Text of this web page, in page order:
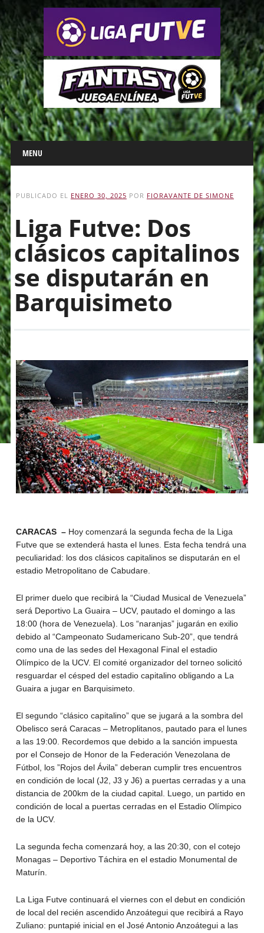
Main menu
Skip
to
content
MENU
PUBLICADO EL ENERO 30, 2025 POR FIORAVANTE DE SIMONE
Liga Futve: Dos
clásicos capitalinos
se disputarán en
Barquisimeto
CARACAS – Hoy comenzará la segunda fecha de la Liga
Futve que se extenderá hasta el lunes. Esta fecha tendrá una
peculiaridad: los dos clásicos capitalinos se disputarán en el
estadio Metropolitano de Cabudare.
El primer duelo que recibirá la “Ciudad Musical de Venezuela”
será Deportivo La Guaira – UCV, pautado el domingo a las
18:00 (hora de Venezuela). Los “naranjas” jugarán en exilio
debido al “Campeonato Sudamericano Sub-20”, que tendrá
como una de las sedes del Hexagonal Final el estadio
Olímpico de la UCV. El comité organizador del torneo solicitó
resguardar el césped del estadio capitalino obligando a La
Guaira a jugar en Barquisimeto.
El segundo “clásico capitalino” que se jugará a la sombra del
Obelisco será Caracas – Metroplitanos, pautado para el lunes
a las 19:00. Recordemos que debido a la sanción impuesta
por el Consejo de Honor de la Federación Venezolana de
Fútbol, los ”Rojos del Ávila” deberan cumplir tres encuentros
en condición de local (J2, J3 y J6) a puertas cerradas y a una
distancia de 200km de la ciudad capital. Luego, un partido en
condición de local a puertas cerradas en el Estadio Olímpico
de la UCV.
La segunda fecha comenzará hoy, a las 20:30, con el cotejo
Monagas – Deportivo Táchira en el estadio Monumental de
Maturín.
La Liga Futve continuará el viernes con el debut en condición
de local del recién ascendido Anzoátegui que recibirá a Rayo
Zuliano: puntapié inicial en el José Antonio Anzoátegui a las